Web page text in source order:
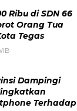
Ribu di SDN 66
Orang Tua
Tegas
Dampingi
Terhadap